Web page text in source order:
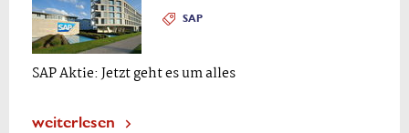
SAP
SAP Aktie: Jetzt geht es um alles
weiterlesen